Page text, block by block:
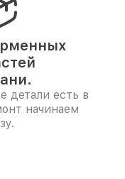
детали есть в
начинаем